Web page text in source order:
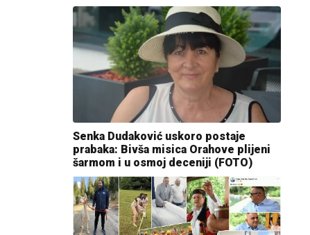
Senka Dudaković uskoro postaje
prabaka: Bivša misica Orahove plijeni
šarmom i u osmoj deceniji (FOTO)